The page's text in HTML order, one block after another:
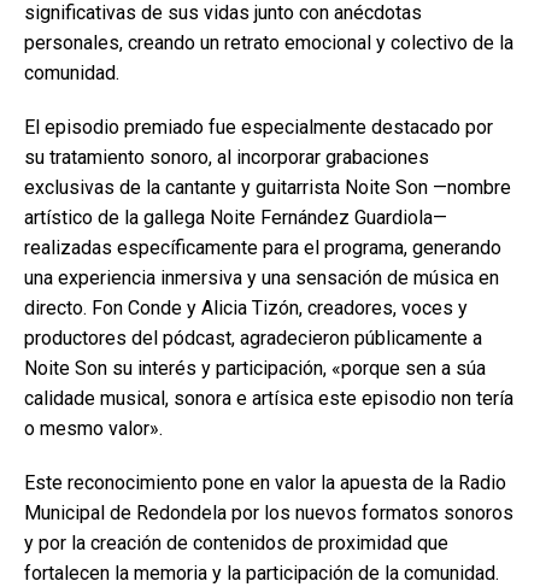
significativas de sus vidas junto con anécdotas
personales, creando un retrato emocional y colectivo de la
comunidad.
El episodio premiado fue especialmente destacado por
su tratamiento sonoro, al incorporar grabaciones
exclusivas de la cantante y guitarrista Noite Son —nombre
artístico de la gallega Noite Fernández Guardiola—
realizadas específicamente para el programa, generando
una experiencia inmersiva y una sensación de música en
directo. Fon Conde y Alicia Tizón, creadores, voces y
productores del pódcast, agradecieron públicamente a
Noite Son su interés y participación, «porque sen a súa
calidade musical, sonora e artísica este episodio non tería
o mesmo valor».
Este reconocimiento pone en valor la apuesta de la Radio
Municipal de Redondela por los nuevos formatos sonoros
y por la creación de contenidos de proximidad que
fortalecen la memoria y la participación de la comunidad.